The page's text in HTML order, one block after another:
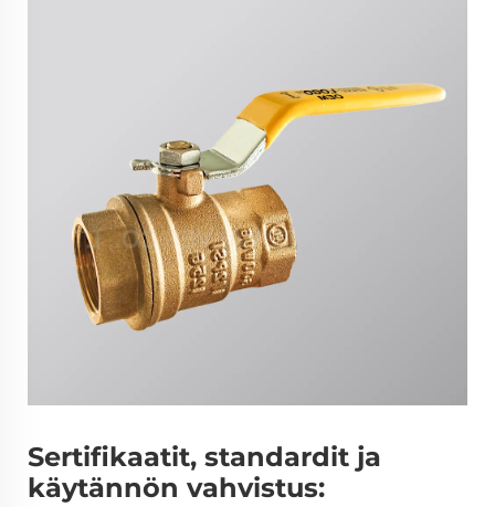
Sertifikaatit, standardit ja
käytännön vahvistus: